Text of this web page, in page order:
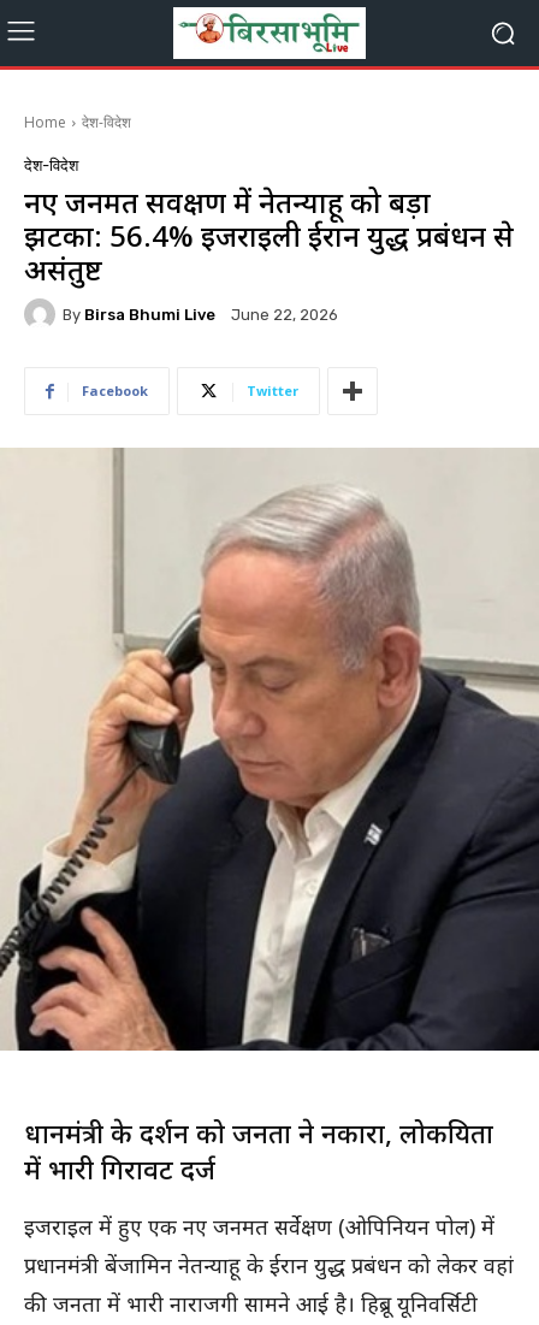
Home देश-विदेश
देश-विदेश
नए जनमत सर्वेक्षण में नेतन्याहू को बड़ा
झटका: 56.4% इजराइली ईरान युद्ध प्रबंधन से
असंतुष्ट
By Birsa Bhumi Live June 22, 2026
Facebook Twitter
प्रधानमंत्री के प्रदर्शन को जनता ने नकारा, लोकप्रियता
में भारी गिरावट दर्ज
इजराइल में हुए एक नए जनमत सर्वेक्षण (ओपिनियन पोल) में
प्रधानमंत्री बेंजामिन नेतन्याहू के ईरान युद्ध प्रबंधन को लेकर वहां
की जनता में भारी नाराजगी सामने आई है। हिब्रू यूनिवर्सिटी